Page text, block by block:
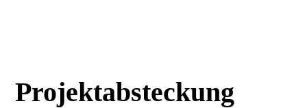
Projektabsteckung